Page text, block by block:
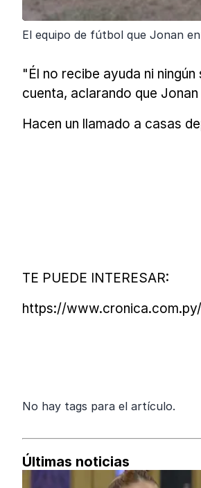
El equipo de fútbol que Jonan
"Él no recibe ayuda ni
cuenta, aclarando que
Hacen un llamado a casas
TE PUEDE INTERESAR:
https://
No hay tags para el artículo.
Últimas noticias